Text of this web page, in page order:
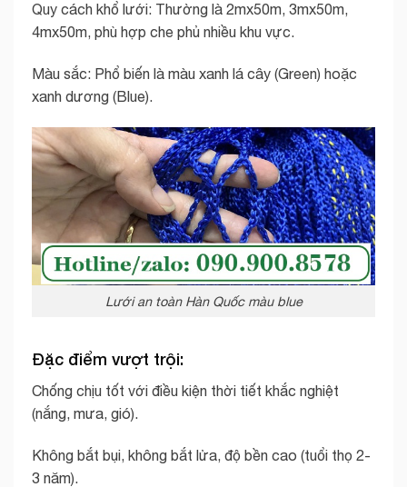
Quy cách khổ lưới: Thường là 2mx50m, 3mx50m,
4mx50m, phù hợp che phủ nhiều khu vực.
Màu sắc: Phổ biến là màu xanh lá cây (Green) hoặc
xanh dương (Blue).
Lưới an toàn Hàn Quốc màu blue
Đặc điểm vượt trội:
Chống chịu tốt với điều kiện thời tiết khắc nghiệt
(nắng, mưa, gió).
Không bắt bụi, không bắt lửa, độ bền cao (tuổi thọ 2-
3 năm).